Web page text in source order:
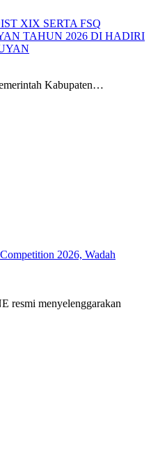
XIX SERTA FSQ
TAHUN 2026 DI HADIRI
Kabupaten…
2026, Wadah
resmi menyelenggarakan